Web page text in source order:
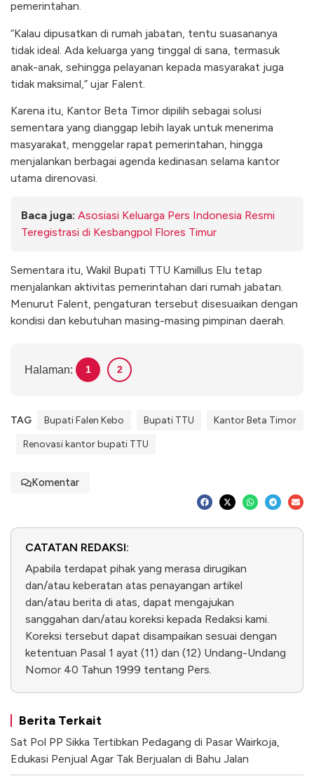
pemerintahan.
“Kalau dipusatkan di rumah jabatan, tentu suasananya
tidak ideal. Ada keluarga yang tinggal di sana, termasuk
anak-anak, sehingga pelayanan kepada masyarakat juga
tidak maksimal,” ujar Falent.
Karena itu, Kantor Beta Timor dipilih sebagai solusi
sementara yang dianggap lebih layak untuk menerima
masyarakat, menggelar rapat pemerintahan, hingga
menjalankan berbagai agenda kedinasan selama kantor
utama direnovasi.
Baca juga: Asosiasi Keluarga Pers Indonesia Resmi
Teregistrasi di Kesbangpol Flores Timur
Sementara itu, Wakil Bupati TTU Kamillus Elu tetap
menjalankan aktivitas pemerintahan dari rumah jabatan.
Menurut Falent, pengaturan tersebut disesuaikan dengan
kondisi dan kebutuhan masing-masing pimpinan daerah.
Halaman: 1 2
TAG Bupati Falen Kebo Bupati TTU
Kantor Beta Timor
Renovasi kantor bupati TTU
Komentar
CATATAN REDAKSI:
Apabila terdapat pihak yang merasa dirugikan
dan/atau keberatan atas penayangan artikel
dan/atau berita di atas, dapat mengajukan
sanggahan dan/atau koreksi kepada Redaksi kami.
Koreksi tersebut dapat disampaikan sesuai dengan
ketentuan Pasal 1 ayat (11) dan (12) Undang-Undang
Nomor 40 Tahun 1999 tentang Pers.
Berita Terkait
Sat Pol PP Sikka Tertibkan Pedagang di Pasar Wairkoja,
Edukasi Penjual Agar Tak Berjualan di Bahu Jalan